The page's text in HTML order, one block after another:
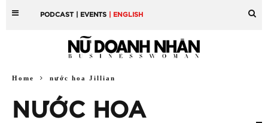
PODCAST | EVENTS | ENGLISH
Home nước hoa Jillian
NƯỚC HOA